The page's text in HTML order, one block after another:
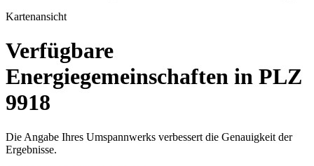
Kartenansicht
Verfügbare
Energiegemeinschaften in PLZ
9918
Die Angabe Ihres Umspannwerks verbessert die Genauigkeit der
Ergebnisse.